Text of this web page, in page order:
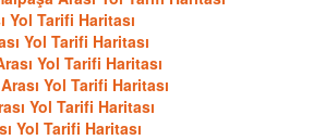
Tarifi Haritası
Yol Tarifi Haritası
Yol Tarifi Haritası
Yol Tarifi Haritası
Yol Tarifi Haritası
Yol Tarifi Haritası